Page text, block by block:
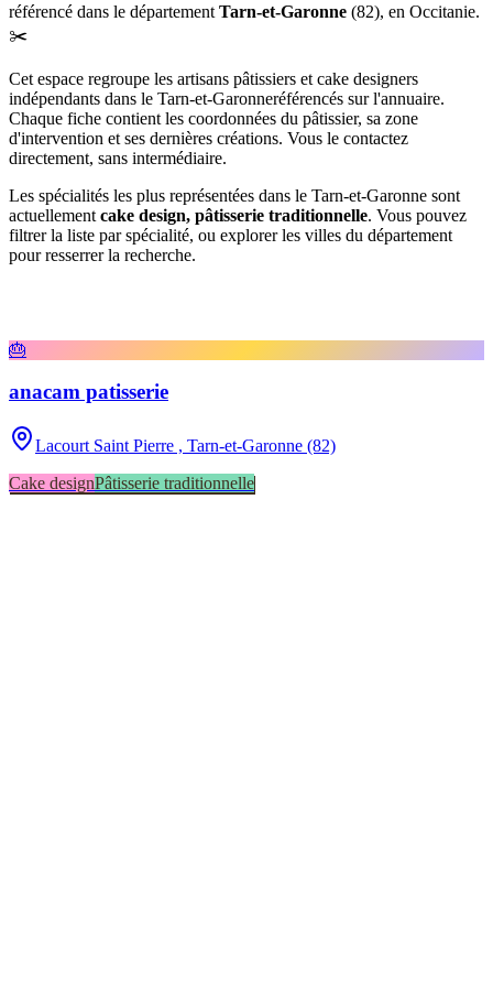
référencé dans le département Tarn-et-Garonne (82), en Occitanie.
✂️
Cet espace regroupe les artisans pâtissiers et cake designers
indépendants dans le Tarn-et-Garonneréférencés sur l'annuaire.
Chaque fiche contient les coordonnées du pâtissier, sa zone
d'intervention et ses dernières créations. Vous le contactez
directement, sans intermédiaire.
Les spécialités les plus représentées dans le Tarn-et-Garonne sont
actuellement cake design, pâtisserie traditionnelle. Vous pouvez
filtrer la liste par spécialité, ou explorer les villes du département
pour resserrer la recherche.
🎂
anacam patisserie
Lacourt Saint Pierre , Tarn-et-Garonne (82)
Cake designPâtisserie traditionnelle